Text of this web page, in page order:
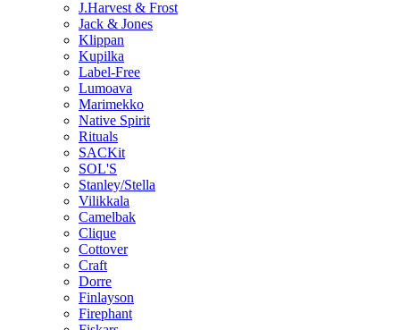
J.Harvest & Frost
Jack & Jones
Klippan
Kupilka
Label-Free
Lumoava
Marimekko
Native Spirit
Rituals
SACKit
SOL'S
Stanley/Stella
Vilikkala
Camelbak
Clique
Cottover
Craft
Dorre
Finlayson
Firephant